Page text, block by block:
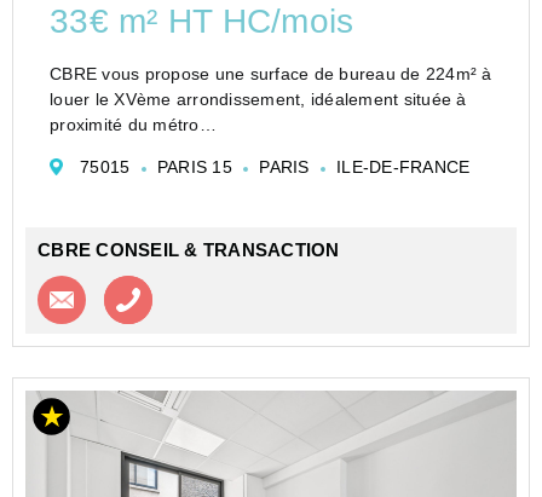
33€ m² HT HC/mois
CBRE vous propose une surface de bureau de 224m² à
louer le XVème arrondissement, idéalement située à
proximité du métro
d'aménagement bénéficiant de la climatisation
75015 PARIS 15 PARIS ILE-DE-FRANCE
CBRE CONSEIL & TRANSACTION
Contacter l'agence